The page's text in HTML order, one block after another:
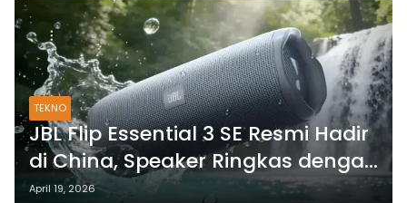
TEKNO
JBL Flip Essential 3 SE Resmi Hadir
di China, Speaker Ringkas dengan
Dual Driver dan Baterai 12 Jam
April 19, 2026